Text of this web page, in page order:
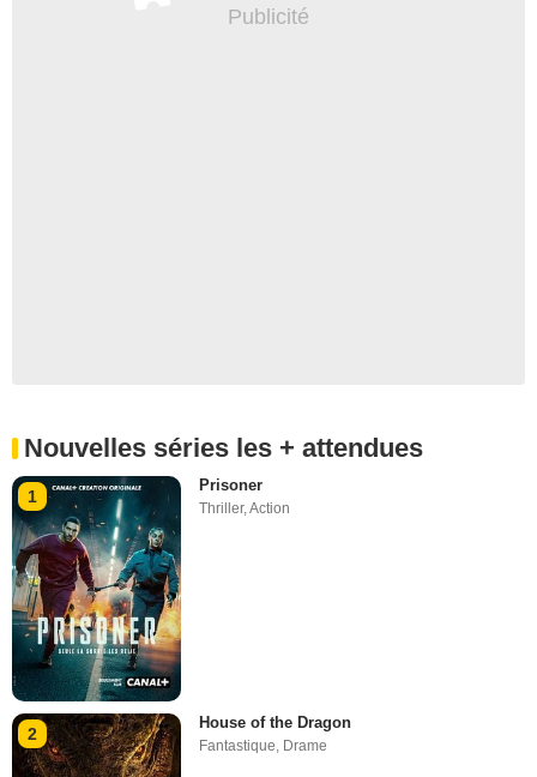
Nouvelles séries les + attendues
1
Prisoner
Thriller,Action
2
House of the Dragon
Fantastique, Drame